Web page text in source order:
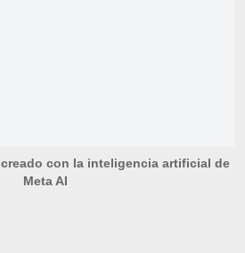
con la inteligencia artificial de
Meta AI